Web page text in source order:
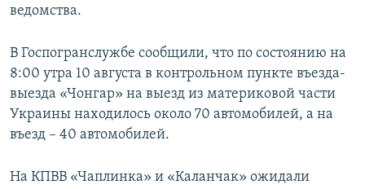
ведомства.
В Госпогранслужбе сообщили, что по состоянию на
8:00 утра 10 августа в контрольном пункте въезда-
выезда «Чонгар» на выезд из материковой части
Украины находилось около 70 автомобилей, а на
въезд – 40 автомобилей.
На КПВВ «Чаплинка» и «Каланчак» ожидали